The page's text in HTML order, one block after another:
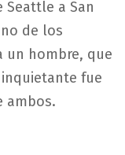
Seattle a San
de los
un hombre, que
fue
ambos.